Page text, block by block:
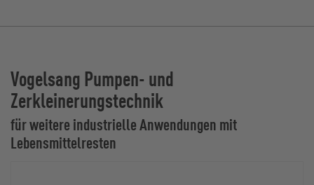
Vogelsang Pumpen- und
Zerkleinerungstechnik
für weitere industrielle Anwendungen mit
Lebensmittelresten